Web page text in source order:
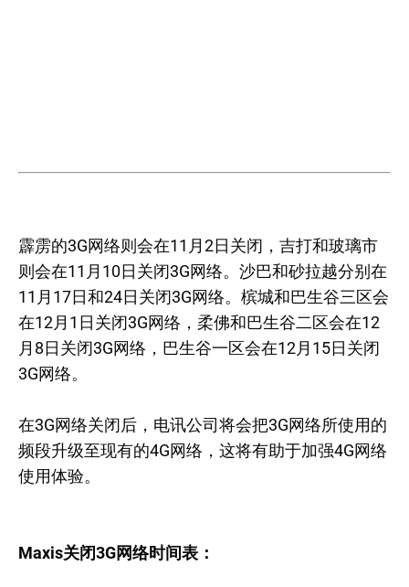
霹雳的3G网络则会在11月2日关闭，吉打和玻璃市
则会在11月10日关闭3G网络。沙巴和砂拉越分别在
11月17日和24日关闭3G网络。槟城和巴生谷三区会
在12月1日关闭3G网络，柔佛和巴生谷二区会在12
月8日关闭3G网络，巴生谷一区会在12月15日关闭
3G网络。
在3G网络关闭后，电讯公司将会把3G网络所使用的
频段升级至现有的4G网络，这将有助于加强4G网络
使用体验。
Maxis关闭3G网络时间表：